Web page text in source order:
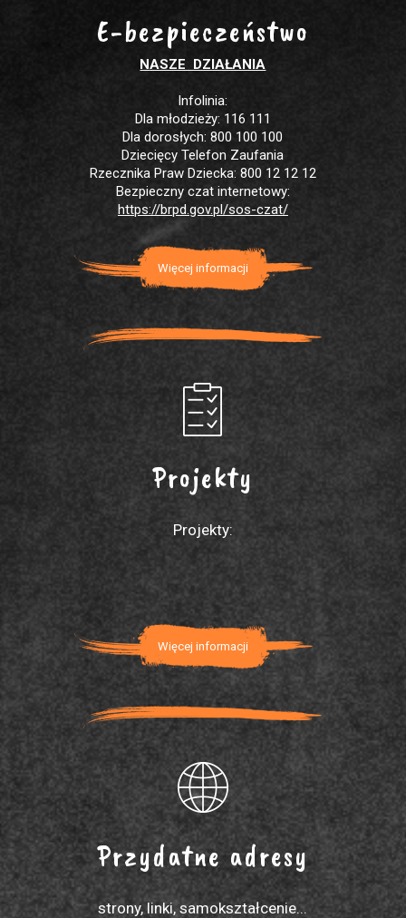
E-bezpieczeństwo
NASZE DZIAŁANIA
Infolinia:
Dla młodzieży: 116 111
Dla dorosłych: 800 100 100
Dziecięcy Telefon Zaufania
Rzecznika Praw Dziecka: 800 12 12 12
Bezpieczny czat internetowy:
https://brpd.gov.pl/sos-czat/
Więcej informacji
Projekty
Projekty:
Więcej informacji
Przydatne adresy
strony, linki, samokształcenie...